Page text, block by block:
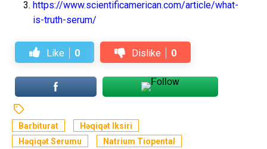
https://www.scientificamerican.com/article/what-
is-truth-serum/
Like 0 Dislike 0
Barbiturat
Həqiqət Iksiri
Həqiqət Serumu
Natrium Tiopental